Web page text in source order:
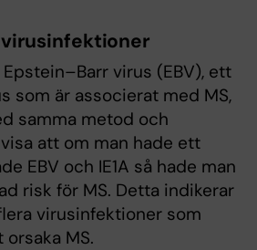
virus (EBV), ett
som är associerat med MS,
samma metod och
att om man hade ett
EBV och IE1A så hade man
risk för MS. Detta indikerar
virusinfektioner som
MS.